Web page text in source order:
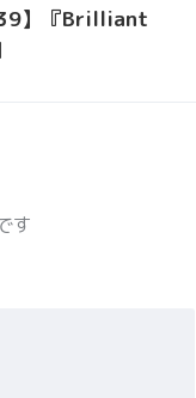
】『Brilliant
す